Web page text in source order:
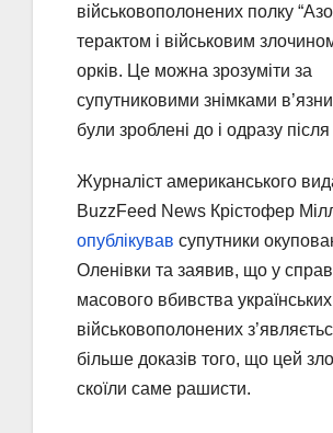
військовополонених полку
терактом і військовим
орків. Це можна зрозуміти за
супутниковими знімками
були зроблені до і одразу після
Журналіст американського
BuzzFeed News Крістофер
опублікував супутники
Оленівки та заявив, що у
масового вбивства українських
військовополонених
більше доказів того, що цей
скоїли саме рашисти.